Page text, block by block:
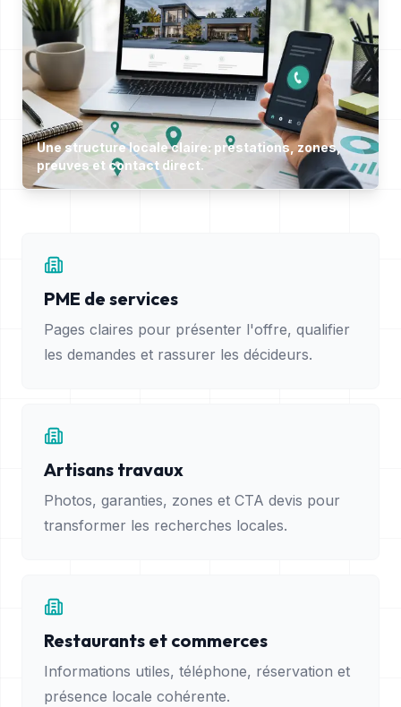
Une structure locale claire: prestations, zones,
preuves et contact direct.
PME de services
Pages claires pour présenter l'offre, qualifier
les demandes et rassurer les décideurs.
Artisans travaux
Photos, garanties, zones et CTA devis pour
transformer les recherches locales.
Restaurants et commerces
Informations utiles, téléphone, réservation et
présence locale cohérente.